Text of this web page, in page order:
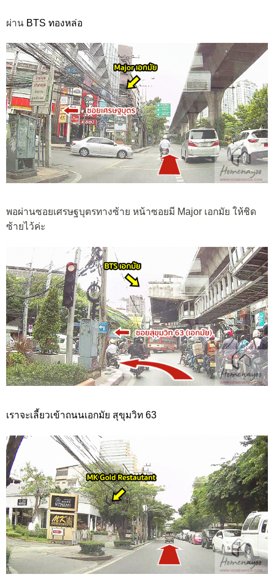
ผ่าน BTS ทองหล่อ
พอผ่านซอยเศรษฐบุตรทางซ้าย หน้าซอยมี Major เอกมัย ให้ชิด
ซ้ายไว้ค่ะ
เราจะเลี้ยวเข้าถนนเอกมัย สุขุมวิท 63